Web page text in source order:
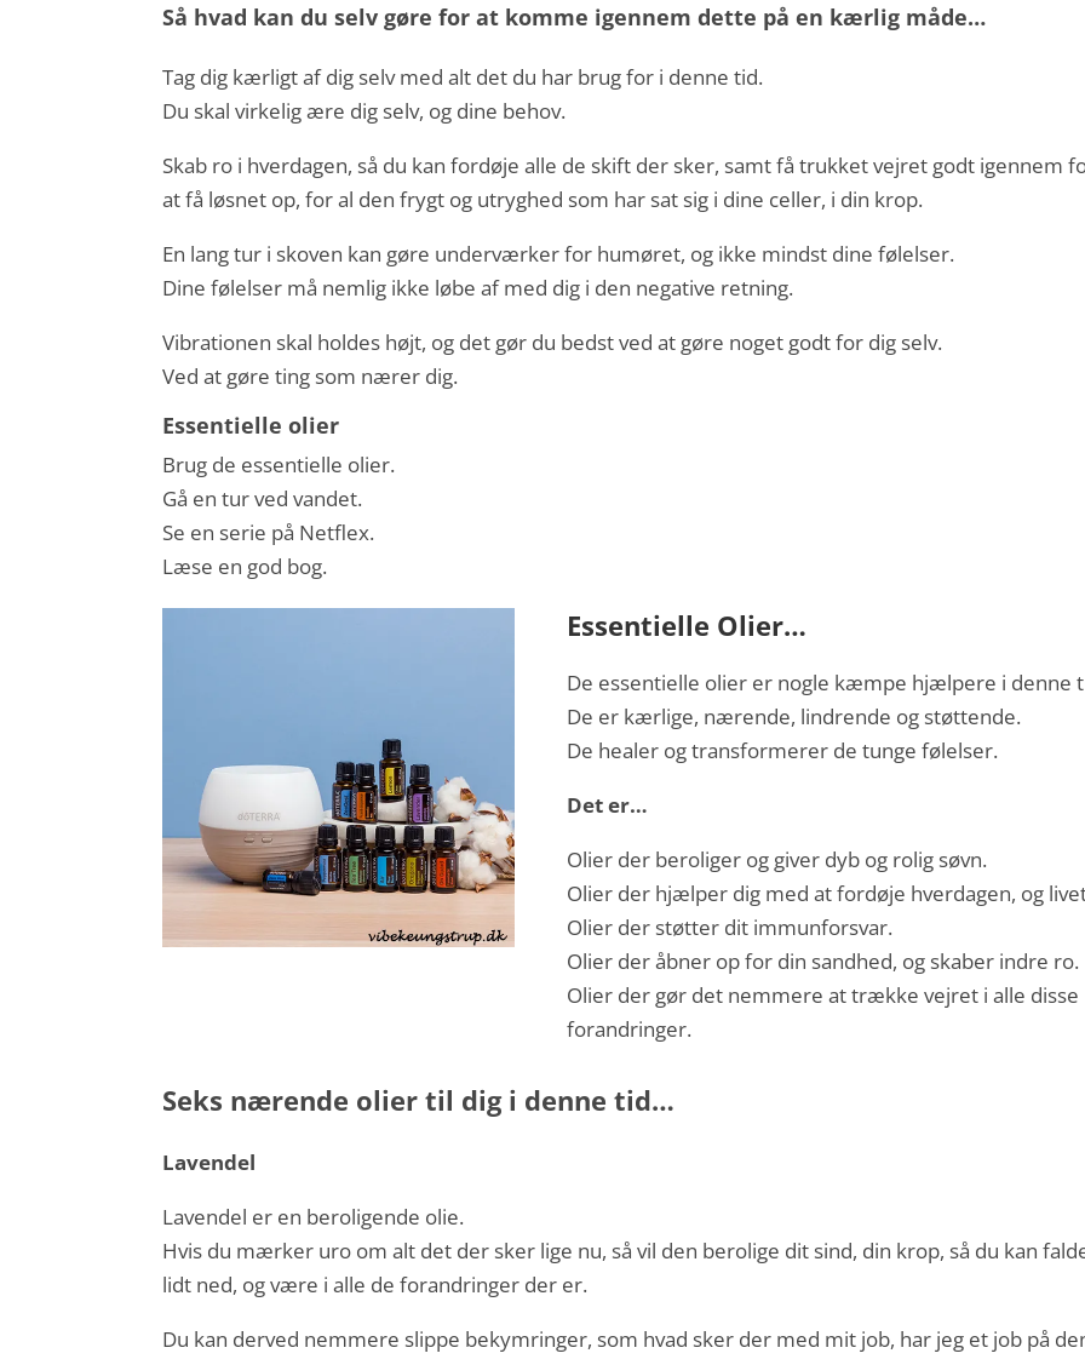
Så hvad kan du selv gøre for at komme igennem dette på en kærlig måde…
Tag dig kærligt af dig selv med alt det du har brug for i denne tid.
Du skal virkelig ære dig selv, og dine behov.
Skab ro i hverdagen, så du kan fordøje alle de skift der sker, samt få trukket vejret godt igennem
at få løsnet op, for al den frygt og utryghed som har sat sig i dine celler, i din krop.
En lang tur i skoven kan gøre underværker for humøret, og ikke mindst dine følelser.
Dine følelser må nemlig ikke løbe af med dig i den negative retning.
Vibrationen skal holdes højt, og det gør du bedst ved at gøre noget godt for dig selv.
Ved at gøre ting som nærer dig.
Essentielle olier
Brug de essentielle olier.
Gå en tur ved vandet.
Se en serie på Netflex.
Læse en god bog.
Essentielle Olier…
De essentielle olier er nogle kæmpe hjælpere i denne
De er kærlige, nærende, lindrende og støttende.
De healer og transformerer de tunge følelser.
Det er…
Olier der beroliger og giver dyb og rolig søvn.
Olier der hjælper dig med at fordøje hverdagen, og
Olier der støtter dit immunforsvar.
Olier der åbner op for din sandhed, og skaber indre ro.
Olier der gør det nemmere at trække vejret i alle disse
forandringer.
Seks nærende olier til dig i denne tid…
Lavendel
Lavendel er en beroligende olie.
Hvis du mærker uro om alt det der sker lige nu, så vil den berolige dit sind, din krop, så du kan
lidt ned, og være i alle de forandringer der er.
Du kan derved nemmere slippe bekymringer, som hvad sker der med mit job, har jeg et job på